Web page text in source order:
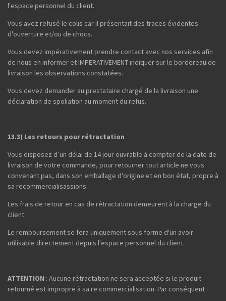
l'espace personnel du client.
Vous avez refusé le colis car il présentait des traces évidentes
d'ouverture et/ou de chocs.
Vous devez impérativement prendre contact avec nos services afin
de nous en informer et IMPERATIVEMENT indiquer sur le bordereau de
livraison les observations constatées.
Vous devez demander au prestataire chargé de la livraison une
déclaration de spoliation au moment du refus.
13.3) Les retours pour rétractation
Vous disposez d’un délai de 14 jour ouvrable à compter de la date de
livraison de votre commande, pour retourner tout article ne vous
convenant pas, dans son emballage d'origine et en bon état, propre à
sa recommercialisassions.
Les frais de retour en cas de rétractation demeurent à la charge du
client.
Le remboursement se fera uniquement sous forme d'un avoir
utilisable directement depuis l'espace personnel du client.
ATTENTION : Aucune rétractation ne sera acceptée si le produit
retourné est impropre à sa re commercialisation. Par conséquent :